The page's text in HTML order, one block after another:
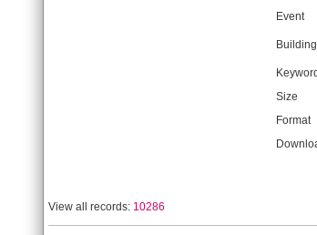
Event
Building
Size
Format
View all records: 10286